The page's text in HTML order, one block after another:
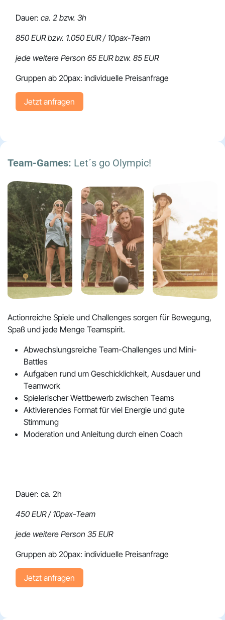
Dauer: ca. 2 bzw. 3h
850 EUR bzw. 1.050 EUR / 10pax-Team
jede weitere Person 65 EUR bzw. 85 EUR
Gruppen ab 20pax: individuelle Preisanfrage
Jetzt anfr​​​​agen
Team-Games: Let´s go Olympic!
Actionreiche Spiele und Challenges sorgen für Bewegung,
Spaß und jede Menge Teamspirit.
Abwechslungsreiche Team-Challenges und Mini-
Battles
Aufgaben rund um Geschicklichkeit, Ausdauer und
Teamwork
Spielerischer Wettbewerb zwischen Teams
Aktivierendes Format für viel Energie und gute
Stimmung
Moderation und Anleitung durch einen Coach
Dauer: ca. 2h
450 EUR / 10pax-Team
jede weitere Person 35 EUR
Gruppen ab 20pax: individuelle Preisanfrage
Jetzt anfragen